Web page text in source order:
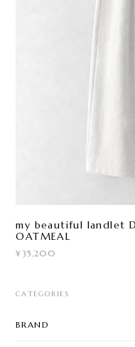
my beautiful landlet
OATMEAL
¥35,200
CATEGORIES
BRAND